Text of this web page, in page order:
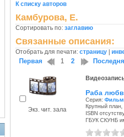
К списку авторов
Камбурова, Е.
Сортировать по: заглавию
Связанные описания:
Отобрать для печати: страницу
Первая 1 2
Экз. чит. зала
Раба
Серия:
Крупный план,
ISBN
ГБУК СКУНБ